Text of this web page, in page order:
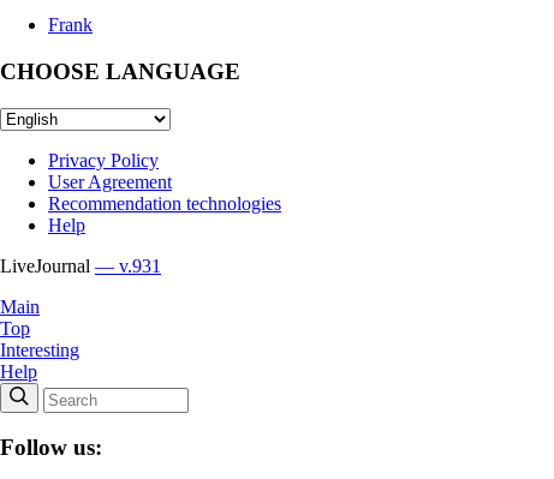
Frank
CHOOSE LANGUAGE
Privacy Policy
User Agreement
Recommendation technologies
Help
LiveJournal — v.931
Main
Top
Interesting
Help
Follow us: